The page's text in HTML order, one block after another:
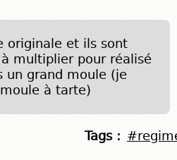
originale et ils sont
multiplier pour réalisé
un grand moule (je
à tarte)
Tags :